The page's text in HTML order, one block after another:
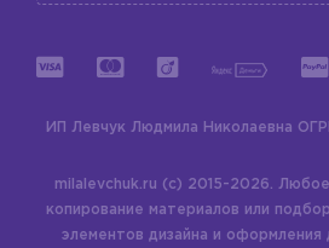
ИП Левчук Людмила Николаевна
milalevchuk.ru (c) 2015-2026.
Любое
копирование материалов или
элементов дизайна и оформления